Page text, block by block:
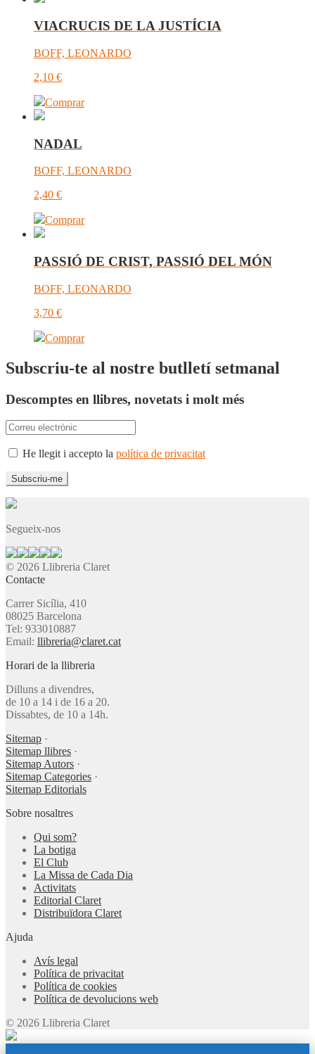
VIACRUCIS DE LA JUSTÍCIA
BOFF, LEONARDO
2,10 €
Comprar
NADAL
BOFF, LEONARDO
2,40 €
Comprar
PASSIÓ DE CRIST, PASSIÓ DEL MÓN
BOFF, LEONARDO
3,70 €
Comprar
Subscriu-te al nostre butlletí setmanal
Descomptes en llibres, novetats i molt més
He llegit i accepto la política de privacitat
Segueix-nos
© 2026 Llibreria Claret
Contacte
Carrer Sicília, 410
08025 Barcelona
Tel: 933010887
Email: llibreria@claret.cat
Horari de la llibreria
Dilluns a divendres,
de 10 a 14 i de 16 a 20.
Dissabtes, de 10 a 14h.
Sitemap ·
Sitemap llibres ·
Sitemap Autors ·
Sitemap Categories ·
Sitemap Editorials
Sobre nosaltres
Qui som?
La botiga
El Club
La Missa de Cada Dia
Activitats
Editorial Claret
Distribuïdora Claret
Ajuda
Avís legal
Política de privacitat
Política de cookies
Política de devolucions web
© 2026 Llibreria Claret